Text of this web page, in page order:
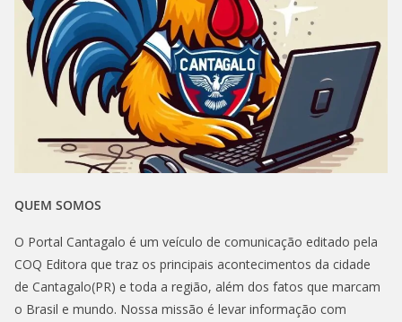
QUEM SOMOS
O Portal Cantagalo é um veículo de comunicação editado pela
COQ Editora que traz os principais acontecimentos da cidade
de Cantagalo(PR) e toda a região, além dos fatos que marcam
o Brasil e mundo. Nossa missão é levar informação com